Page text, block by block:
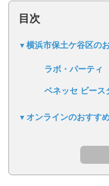
目次
横浜市保土ケ谷区の
ラボ・パーティ
ベネッセ ビース
オンラインのおすす